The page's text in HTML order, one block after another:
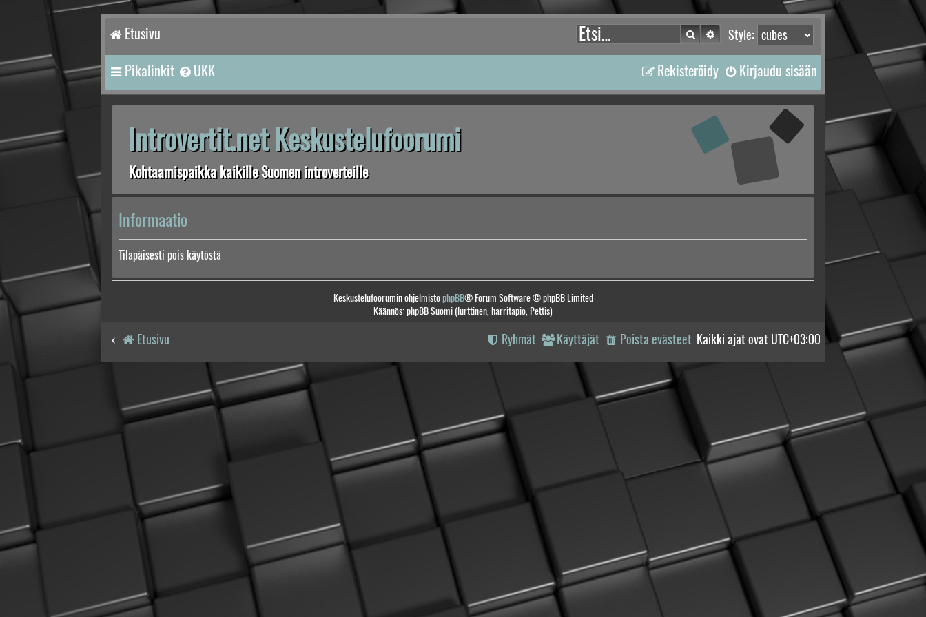
Etusivu Style:
Etsi Tarkennettu haku
Pikalinkit UKK Kirjaudu sisään
Rekisteröidy
Introvertit.net Keskustelufoorumi
Kohtaamispaikka kaikille Suomen introverteille
Informaatio
Tilapäisesti pois käytöstä
Keskustelufoorumin ohjelmistophpBB® Forum Software © phpBB Limited
Käännös: phpBB Suomi (lurttinen, harritapio, Pettis)
Etusivu Kaikki ajat ovat UTC+03:00
Poista evästeet
Käyttäjät
Ryhmät